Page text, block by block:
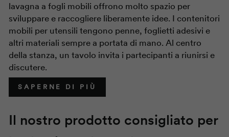
lavagna a fogli mobili offrono molto spazio per
sviluppare e raccogliere liberamente idee. I contenitori
mobili per utensili tengono penne, foglietti adesivi e
altri materiali sempre a portata di mano. Al centro
della stanza, un tavolo invita i partecipanti a riunirsi e
discutere.
SAPERNE DI PIÙ
Il nostro prodotto consigliato per